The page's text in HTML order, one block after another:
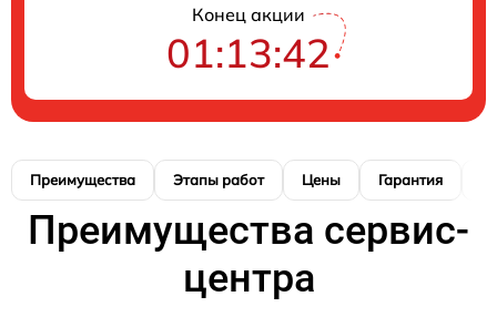
Конец акции
01:13:41
Преимущества Этапы работ Цены Гарантия
Преимущества сервис-
центра